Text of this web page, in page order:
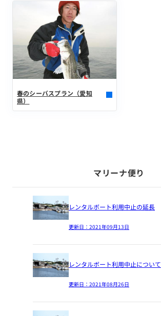
春のシーバスプラン（愛知
県）
マリーナ便り
レンタルボート利用中止の延長
更新日： 2021年09月13日
レンタルボート利用中止について
更新日： 2021年08月26日